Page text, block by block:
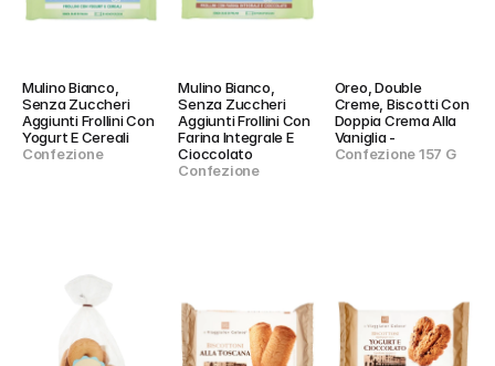
Mulino Bianco,
Senza Zuccheri
Aggiunti Frollini Con
Yogurt E Cereali
Confezione
Mulino Bianco,
Senza Zuccheri
Aggiunti Frollini Con
Farina Integrale E
Cioccolato
Confezione
Oreo, Double
Creme, Biscotti Con
Doppia Crema Alla
Vaniglia -
Confezione 157 G